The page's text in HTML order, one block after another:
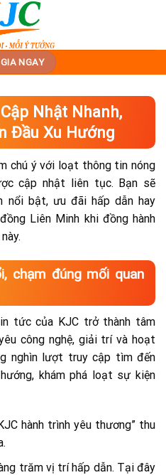
NGAY
Nhật Nhanh,
Đầu Xu Hướng
chú ý với loạt thông tin nóng
cập nhật liên tục. Bạn sẽ
nổi bật, ưu đãi hấp dẫn hay
Liên Minh khi đồng hành
chạm đúng mối quan
tức của KJC trở thành tâm
công nghệ, giải trí và hoạt
nghìn lượt truy cập tìm đến
khám phá loạt sự kiện
hành trình yêu thương” thu
trăm vị trí hấp dẫn. Tại đây